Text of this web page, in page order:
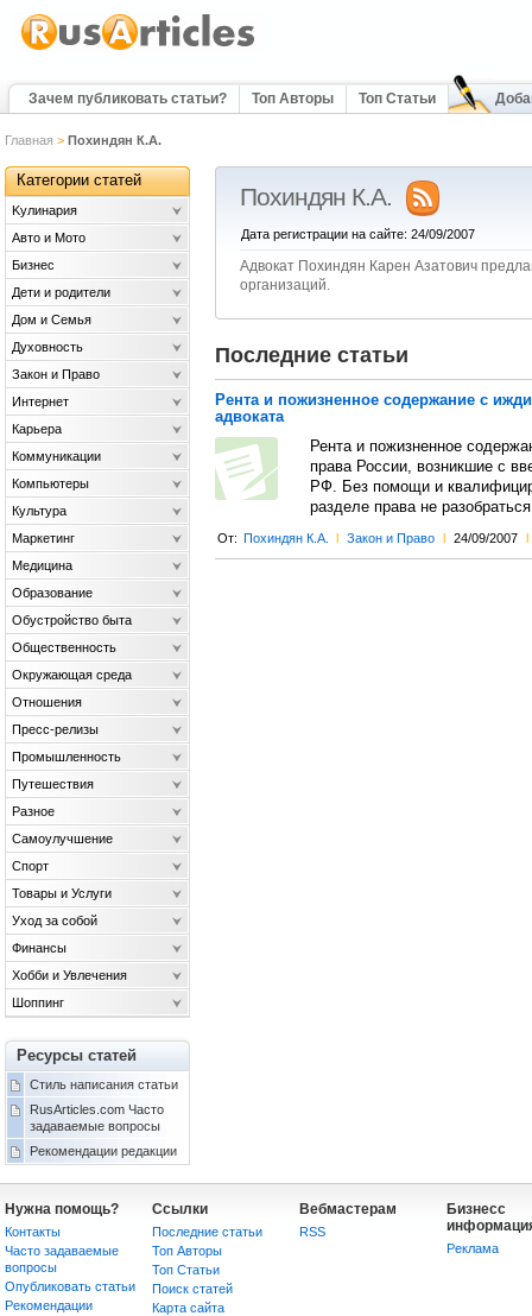
Зачем публиковать статьи? Топ Авторы Топ Статьи
Главная > Похиндян К.А.
Похиндян К.А.
Дата регистрации на сайте: 24/09/2007
Адвокат Похиндян Карен Азатович
организаций.
Последние статьи
Рента и пожизненное содержание с
адвоката
Рента и пожизненное
права России, возникшие с
РФ. Без помощи и
разделе права не
От: Похиндян К.А. l Закон и Право l 24/09/2007 l
Категории статей
Kулинария
Авто и Мото
Бизнес
Дети и родители
Дом и Семья
Духовность
Закон и Право
Интернет
Карьера
Коммуникации
Компьютеры
Культура
Маркетинг
Медицина
Образование
Обустройство быта
Общественность
Окружающая среда
Отношения
Пресс-релизы
Промышленность
Путешествия
Разное
Самоулучшение
Спорт
Товары и Услуги
Уход за собой
Финансы
Хобби и Увлечения
Шоппинг
Ресурсы статей
Стиль написания статьи
RusArticles.com Часто
задаваемые вопросы
Рекомендации редакции
Нужна помощь?
Контакты
Часто задаваемые
вопросы
Опубликовать статьи
Рекомендации
Ссылки
Последние статьи
Топ Авторы
Топ Статьи
Поиск статей
Карта сайта
Вебмастерам
RSS
Бизнесс
Реклама